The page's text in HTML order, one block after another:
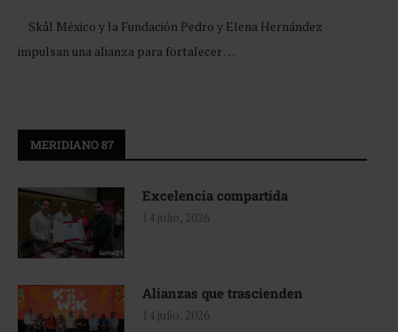
Skål México y la Fundación Pedro y Elena Hernández
impulsan una alianza para fortalecer …
MERIDIANO 87
Excelencia compartida
14 julio, 2026
Alianzas que trascienden
14 julio, 2026